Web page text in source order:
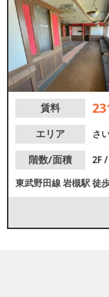
賃料
エリア
さ
階数/面積
2F
東武野田線岩槻駅徒